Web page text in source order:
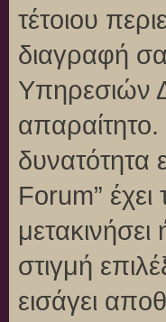
τέτοιου
διαγραφή
Υπηρεσιών
δυνατότητα
Forum”
στιγμή
εισάγει